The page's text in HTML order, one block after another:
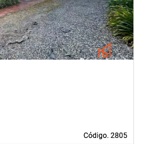
Código. 2805
Código. 2805